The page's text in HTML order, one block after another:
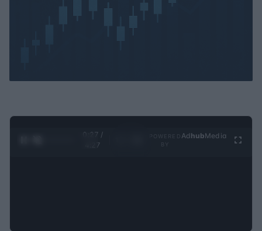
0:28 /
4:27
Ad hubMedia